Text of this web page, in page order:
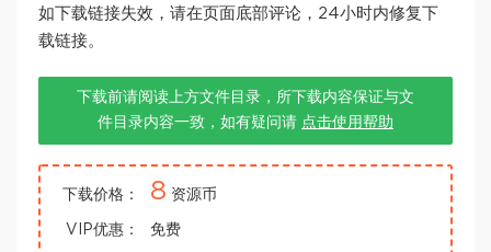
如下载链接失效，请在页面底部评论，24小时内修复下
载链接。
下载前请阅读上方文件目录，所下载内容保证与文
件目录内容一致，如有疑问请 点击使用帮助
下载价格： 8 资源币
VIP优惠： 免费